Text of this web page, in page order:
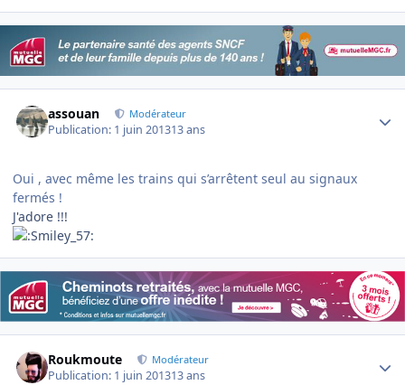
assouan Modérateur
Publication: 1 juin 201313 ans
Oui , avec même les trains qui s’arrêtent seul au signaux
fermés !
J'adore !!!
Roukmoute Modérateur
Publication: 1 juin 201313 ans